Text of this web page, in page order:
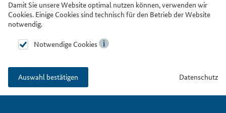
Damit Sie unsere Website optimal nutzen können, verwenden wir
Cookies. Einige Cookies sind technisch für den Betrieb der Website
notwendig.
Notwendige Cookies
Auswahl bestätigen Datenschutz